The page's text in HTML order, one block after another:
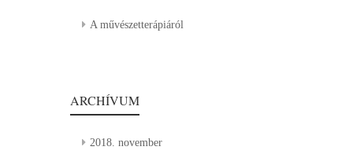
A művészetterápiáról
ARCHÍVUM
2018. november